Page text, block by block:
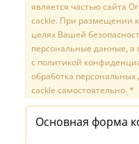
является частью сайта
cackle. При размещении
целях Вашей
персональные данные, а
с политикой
обработка
cackle самостоятельно. *
Основная форма